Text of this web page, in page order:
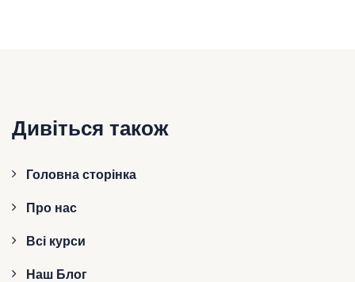
Дивіться також
Головна сторінка
Про нас
Всі курси
Наш Блог